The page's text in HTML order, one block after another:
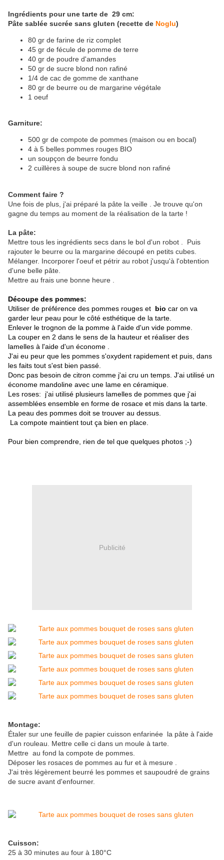
Ingrédients pour une tarte de 29 cm:
Pâte sablée sucrée sans gluten (recette de Noglu)
80 gr de farine de riz complet
45 gr de fécule de pomme de terre
40 gr de poudre d'amandes
50 gr de sucre blond non rafiné
1/4 de cac de gomme de xanthane
80 gr de beurre ou de margarine végétale
1 oeuf
Garniture:
500 gr de compote de pommes (maison ou en bocal)
4 à 5 belles pommes rouges BIO
un soupçon de beurre fondu
2 cuillères à soupe de sucre blond non rafiné
Comment faire ?
Une fois de plus, j'ai préparé la pâte la veille . Je trouve qu'on
gagne du temps au moment de la réalisation de la tarte !
La pâte:
Mettre tous les ingrédients secs dans le bol d'un robot . Puis
rajouter le beurre ou la margarine découpé en petits cubes.
Mélanger. Incorporer l'oeuf et pétrir au robot j'usqu'à l'obtention
d'une belle pâte.
Mettre au frais une bonne heure .
Découpe des pommes:
Utiliser de préférence des pommes rouges et bio car on va
garder leur peau pour le côté esthétique de la tarte.
Enlever le trognon de la pomme à l'aide d'un vide pomme.
La couper en 2 dans le sens de la hauteur et réaliser des
lamelles à l'aide d'un économe .
J'ai eu peur que les pommes s'oxydent rapidement et puis, dans
les faits tout s'est bien passé.
Donc pas besoin de citron comme j'ai cru un temps. J'ai utilisé un
économe mandoline avec une lame en céramique.
Les roses: j'ai utilisé plusieurs lamelles de pommes que j'ai
assemblées ensemble en forme de rosace et mis dans la tarte.
La peau des pommes doit se trouver au dessus.
La compote maintient tout ça bien en place.
Pour bien comprendre, rien de tel que quelques photos ;-)
Publicité
Montage:
Étaler sur une feuille de papier cuisson enfarinée la pâte à l'aide
d'un rouleau. Mettre celle ci dans un moule à tarte.
Mettre au fond la compote de pommes.
Déposer les rosaces de pommes au fur et à mesure .
J'ai très légèrement beurré les pommes et saupoudré de grains
de sucre avant d'enfourner.
Cuisson:
25 à 30 minutes au four à 180°C